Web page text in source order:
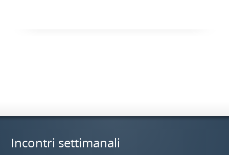
Incontri settimanali